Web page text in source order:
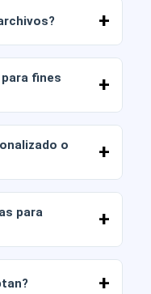
electrónico.
AI o PDF.
fines
o
para